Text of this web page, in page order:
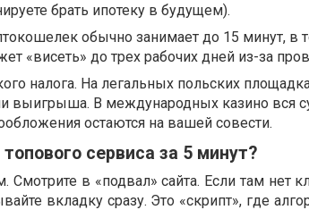
брать ипотеку в будущем).
обычно занимает до 15 минут, в
«висеть» до трех рабочих дней из-за
налога. На легальных польских
выигрыша. В международных казино вся
остаются на вашей совести.
сервиса за 5 минут?
в «подвал» сайта. Если там нет
вкладку сразу. Это «скрипт», где